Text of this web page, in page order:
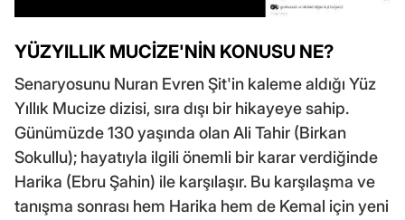
YÜZYILLIK MUCİZE'NİN KONUSU NE?
Senaryosunu Nuran Evren Şit'in kaleme aldığı Yüz
Yıllık Mucize dizisi, sıra dışı bir hikayeye sahip.
Günümüzde 130 yaşında olan Ali Tahir (Birkan
Sokullu); hayatıyla ilgili önemli bir karar verdiğinde
Harika (Ebru Şahin) ile karşılaşır. Bu karşılaşma ve
tanışma sonrası hem Harika hem de Kemal için yeni